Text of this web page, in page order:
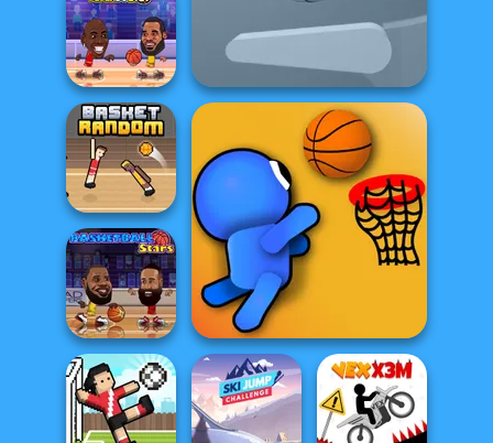
Flipper Dunk 3D
Basket Battle
Tap-Tap Shots
Basketball
Legends 2020
Basket Random
Basketball Stars